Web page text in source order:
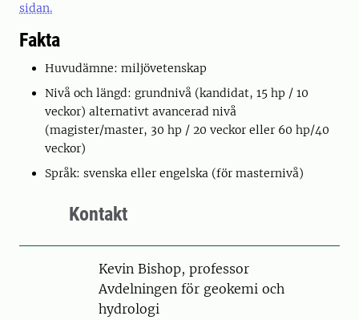
sidan.
Fakta
Huvudämne: miljövetenskap
Nivå och längd: grundnivå (kandidat, 15 hp / 10
veckor) alternativt avancerad nivå
(magister/master, 30 hp / 20 veckor eller 60 hp/40
veckor)
Språk: svenska eller engelska (för masternivå)
Kontakt
PersonKevin Bishop, professor
Avdelningen för geokemi och
hydrologi